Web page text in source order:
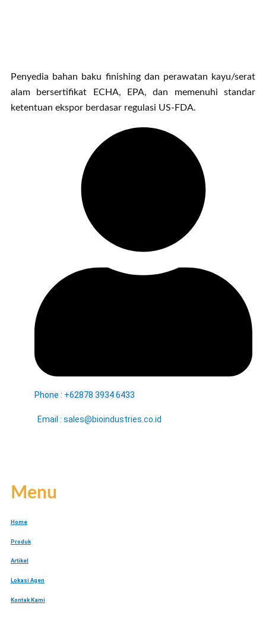
Penyedia bahan baku finishing dan perawatan kayu/serat
alam bersertifikat ECHA, EPA, dan memenuhi standar
ketentuan ekspor berdasar regulasi US-FDA.
Phone : +62878 3934 6433
Email : sales@bioindustries.co.id
Menu
Home
Produk
Artikel
Lokasi Agen
Kontak Kami